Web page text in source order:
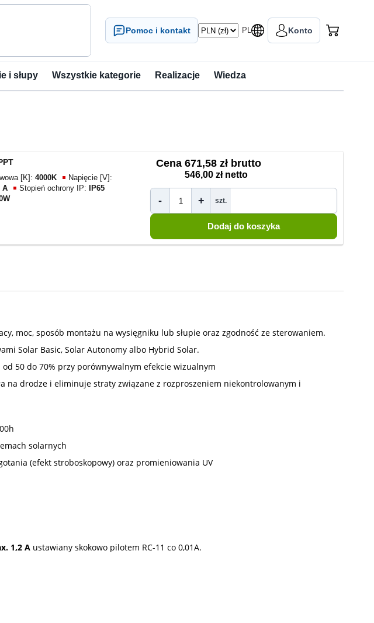
Pomoc i kontakt PL Konto
i słupy Wszystkie kategorie Realizacje Wiedza
[K]: 4000K
Napięcie [V]:
A
Stopień ochrony IP:
IP65
Cena 671,58 zł brutto
546,00 zł netto
- + szt.
moc, sposób montażu na wysięgniku lub słupie oraz zgodność ze sterowaniem.
Solar Basic, Solar Autonomy albo Hybrid Solar.
50 do 70% przy porównywalnym efekcie wizualnym
na drodze i eliminuje straty związane z rozproszeniem niekontrolowanym i
solarnych
(efekt stroboskopowy) oraz promieniowania UV
1,2 A ustawiany skokowo pilotem RC-11 co 0,01A.